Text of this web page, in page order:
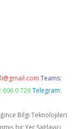
Teams:
606 0 726 Telegram:
Bilgi Teknolojileri
bir Yer Sağlayıcı